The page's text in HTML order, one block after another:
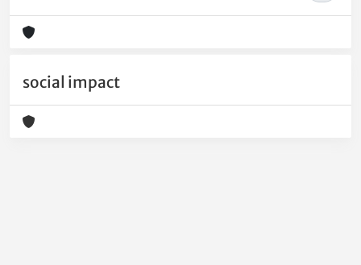
social impact